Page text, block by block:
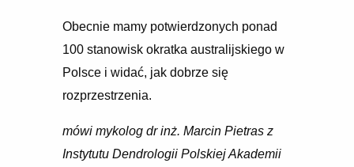
Obecnie mamy potwierdzonych ponad
100 stanowisk okratka australijskiego w
Polsce i widać, jak dobrze się
rozprzestrzenia.
mówi mykolog dr inż. Marcin Pietras z
Instytutu Dendrologii Polskiej Akademii